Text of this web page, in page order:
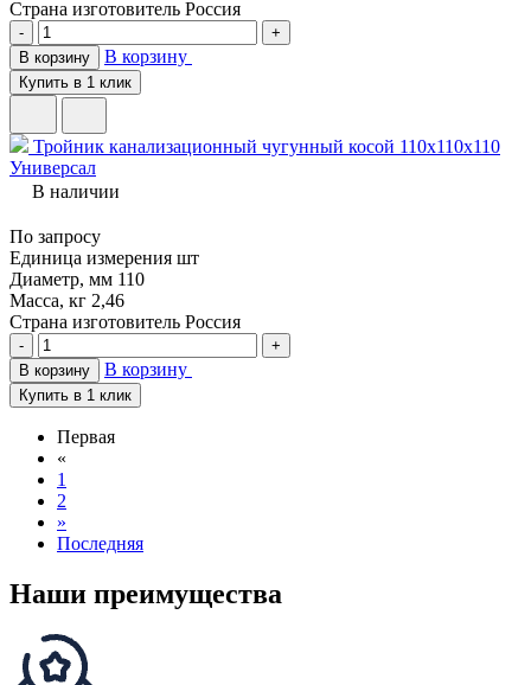
Страна изготовитель Россия
-
+
В корзину
В корзину
Купить в 1 клик
Тройник канализационный чугунный косой 110х110х110
Универсал
В наличии
По запросу
Единица измерения шт
Диаметр, мм 110
Масса, кг 2,46
Страна изготовитель Россия
-
+
В корзину
В корзину
Купить в 1 клик
Первая
«
1
2
»
Последняя
Наши преимущества